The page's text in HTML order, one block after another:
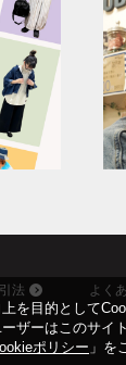
法 よく
を目的として
ザーはこのサイ
ポリシー 」を